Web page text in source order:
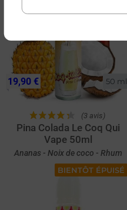
50 ml
(3 avis)
Pina Colada Le Coq Qui
Vape 50ml
Ananas - Noix de coco - Rhum
19,90 €
BIENTÔT ÉPUISÉ